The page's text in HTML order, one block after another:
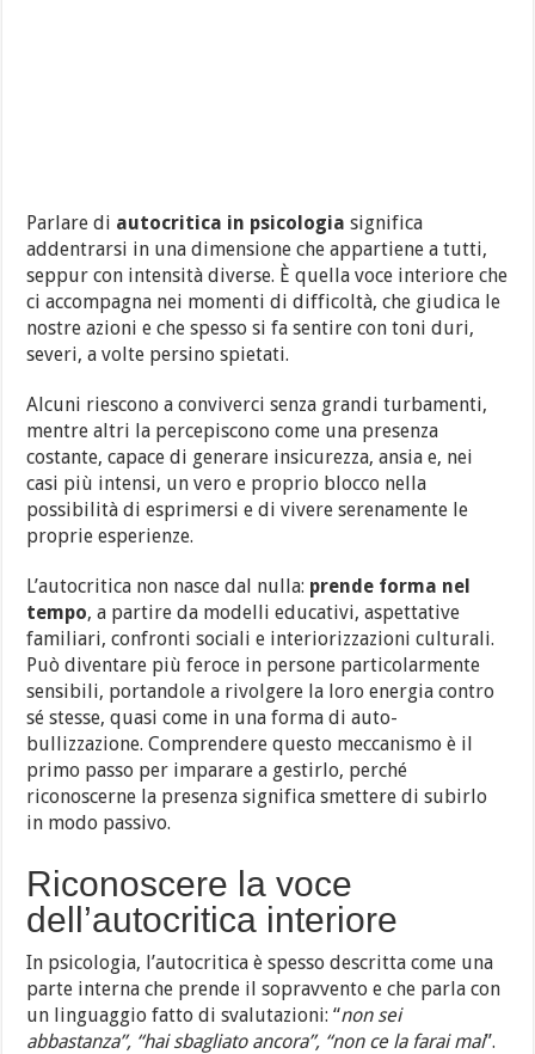
Parlare di autocritica in psicologia significa
addentrarsi in una dimensione che appartiene a tutti,
seppur con intensità diverse. È quella voce interiore che
ci accompagna nei momenti di difficoltà, che giudica le
nostre azioni e che spesso si fa sentire con toni duri,
severi, a volte persino spietati.
Alcuni riescono a conviverci senza grandi turbamenti,
mentre altri la percepiscono come una presenza
costante, capace di generare insicurezza, ansia e, nei
casi più intensi, un vero e proprio blocco nella
possibilità di esprimersi e di vivere serenamente le
proprie esperienze.
L’autocritica non nasce dal nulla: prende forma nel
tempo, a partire da modelli educativi, aspettative
familiari, confronti sociali e interiorizzazioni culturali.
Può diventare più feroce in persone particolarmente
sensibili, portandole a rivolgere la loro energia contro
sé stesse, quasi come in una forma di auto-
bullizzazione. Comprendere questo meccanismo è il
primo passo per imparare a gestirlo, perché
riconoscerne la presenza significa smettere di subirlo
in modo passivo.
Riconoscere la voce
dell’autocritica interiore
In psicologia, l’autocritica è spesso descritta come una
parte interna che prende il sopravvento e che parla con
un linguaggio fatto di svalutazioni: “non sei
abbastanza”, “hai sbagliato ancora”, “non ce la farai mai”.